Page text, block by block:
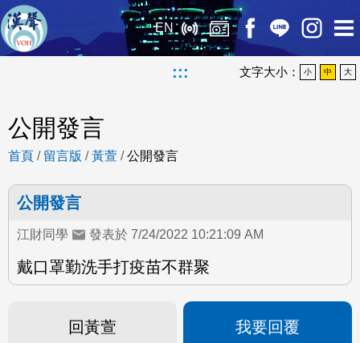
EN
::: 文字大小： 小 中 大
公開發言
首頁 / 留言版 /黃萱 /公開發言
公開發言
江財同學 發表於 7/24/2022 10:21:09 AM
戴口罩勤洗手打疫苗不群聚
回黃萱 我要回覆